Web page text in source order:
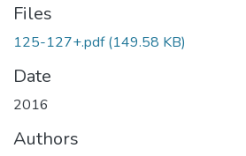
Files
125-127+.pdf(149.58 KB)
Date
2016
Authors